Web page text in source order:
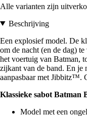
Alle varianten zijn
Beschrijving
Een explosief model. De
om de nacht (en de dag)
het voertuig van Batman,
zijkant van de band. En je
aanpasbaar met Jibbitz™.
Klassieke sabot Batman
Model met een